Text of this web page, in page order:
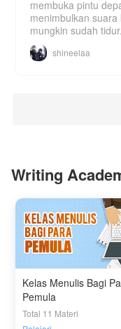
membuka pintu
menimbulkan
shineelaa
Writing
Kelas Menulis Bagi
Pemula
Total 11 Materi